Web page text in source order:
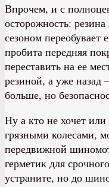
Впрочем, и с
осторожность:
сезоном переобувает
пробита передняя
переставить на ее
резиной, а уже назад
больше, но
Ну а кто не хочет или
грязными колесами,
передвижной
герметик для
устраните, но до